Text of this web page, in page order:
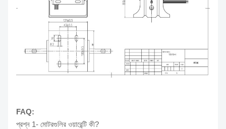
FAQ:
প্রশ্ন 1- মোটরগুলির ওয়ারেন্টি কী?